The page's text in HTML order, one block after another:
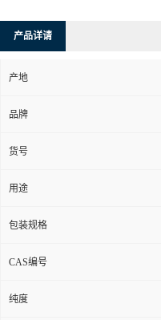
产品详请
产地
品牌
货号
用途
包装规格
CAS编号
纯度